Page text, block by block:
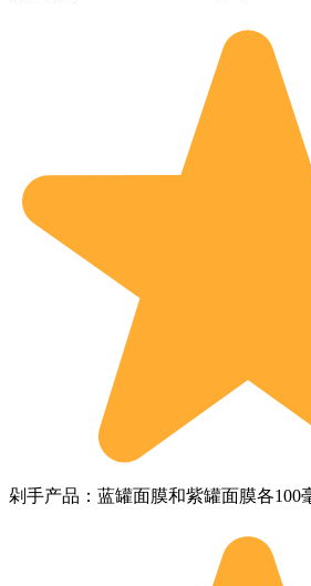
剁手产品：蓝罐面膜和紫罐面膜各100